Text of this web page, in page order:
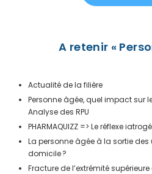
A retenir «
Actualité de la filière
Personne âgée, quel impact sur
Analyse des RPU
PHARMAQUIZZ => Le réflexe
La personne âgée à la sortie
domicile ?
Fracture de l’extrémité